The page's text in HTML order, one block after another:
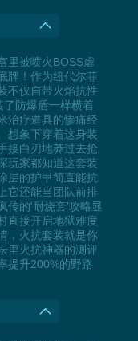
里被喷火BOSS虐
牌！作为纽代尔菲
不仅自带火焰抗性
防爆盾一样横着
治疗道具的惨痛经
想象下穿着这身装
接白刃地莽过去抢
玩家都知道这套装
层的护甲简直能抗
它还能当团队前排
传的'耐烧套'攻略显
直接开启地狱难度
，火抗套装就是你
里火抗神器的测评
提升200%的野路